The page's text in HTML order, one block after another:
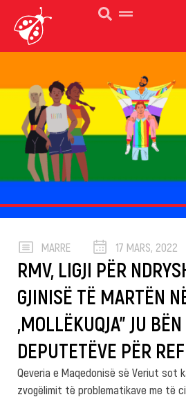
MARRE 17 MARS, 2022
RMV, LIGJI PËR
GJINISË TË MARTËN
„MOLLËKUQJA” JU
DEPUTETËVE PËR
Qeveria e Maqedonisë së Veriut sot
zvogëlimit të problematikave me të